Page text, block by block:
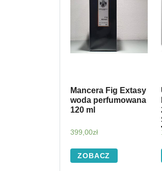
Mancera Fig Extasy
woda perfumowana
120 ml
399,00zł
ZOBACZ